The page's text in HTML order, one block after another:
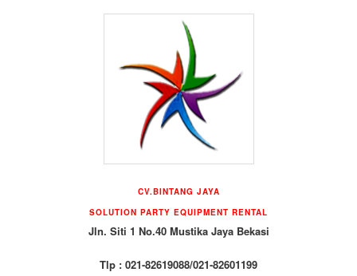
CV.BINTANG JAYA
SOLUTION PARTY EQUIPMENT RENTAL
Jln. Siti 1 No.40 Mustika Jaya Bekasi
Tlp : 021-82619088/021-82601199